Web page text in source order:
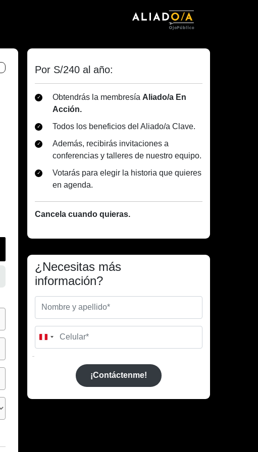
Por S/240 al año:
Obtendrás la membresía Aliado/a En
Acción.
Todos los beneficios del Aliado/a Clave.
Además, recibirás invitaciones a
conferencias y talleres de nuestro equipo.
Votarás para elegir la historia que quieres
en agenda.
Cancela cuando quieras.
¿Necesitas más
información?
Peru
¡Contáctenme!